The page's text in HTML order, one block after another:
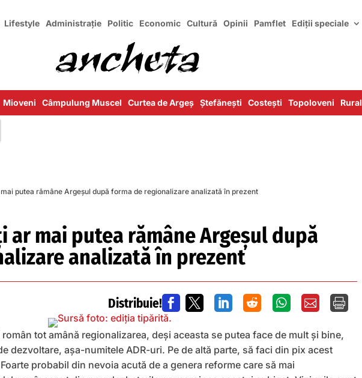
Lifestyle Administrație Politic Economic Cultură Opinii Pamflet Ediții speciale
Mioveni Câmpulung Muscel Curtea de Argeș Ștefănești Costești Topoloveni Rural
putea rămâne Argeșul după forma de regionalizare analizată în prezent
mai putea rămâne Argeșul după
analizată în prezent
Distribuie!       
tot amână regionalizarea, deși aceasta se putea face de mult și bine,
dezvoltare, așa-numitele ADR-uri. Pe de altă parte, să faci din pix acest
probabil din nevoia acută de a genera reforme care să mai